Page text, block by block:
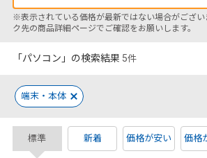
※表示されている価格が最新ではない場合がござい
ク先の商品詳細ページでご確認をお願いします。
「パソコン」の検索結果 5件
端末・本体
標準 新着 価格が安い 価格